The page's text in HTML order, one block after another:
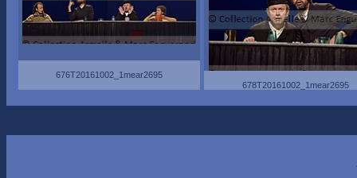
676T20161002_1mear2695
678T20161002_1mear2695